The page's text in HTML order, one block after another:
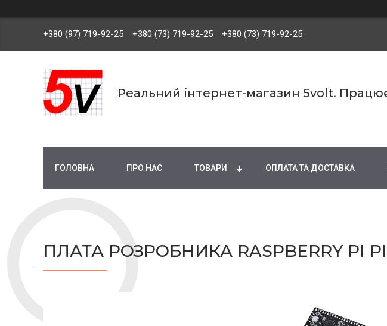
+380 (97) 719-92-25 +380 (73) 719-92-25 +380 (73) 719-92-25
Реальний інтернет-магазин 5volt.
ГОЛОВНА ПРО НАС ТОВАРИ ОПЛАТА ТА ДОСТАВКА
ПЛАТА РОЗРОБНИКА RASPBERRY PI